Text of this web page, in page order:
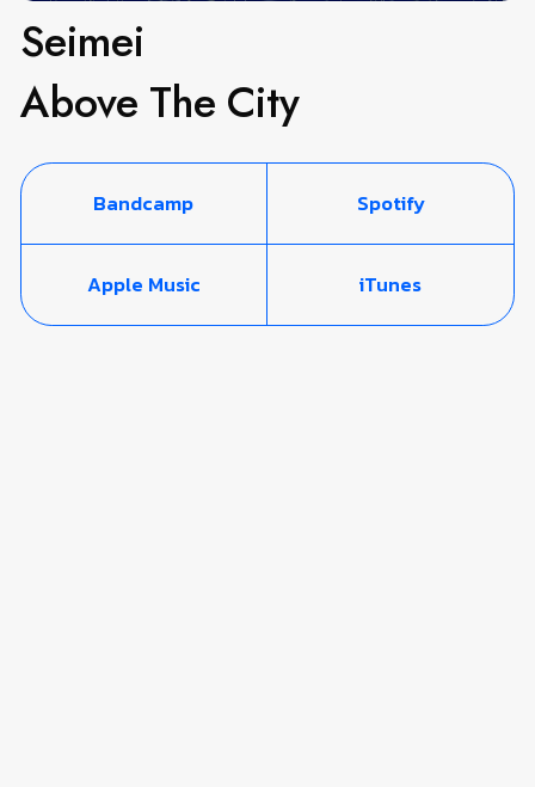
Seimei
Above The City
Bandcamp Spotify
Apple Music iTunes